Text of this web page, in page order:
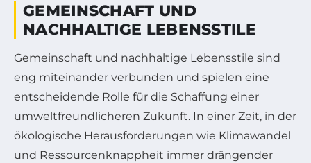
GEMEINSCHAFT UND
NACHHALTIGE LEBENSSTILE
Gemeinschaft und nachhaltige Lebensstile sind
eng miteinander verbunden und spielen eine
entscheidende Rolle für die Schaffung einer
umweltfreundlicheren Zukunft. In einer Zeit, in der
ökologische Herausforderungen wie Klimawandel
und Ressourcenknappheit immer drängender